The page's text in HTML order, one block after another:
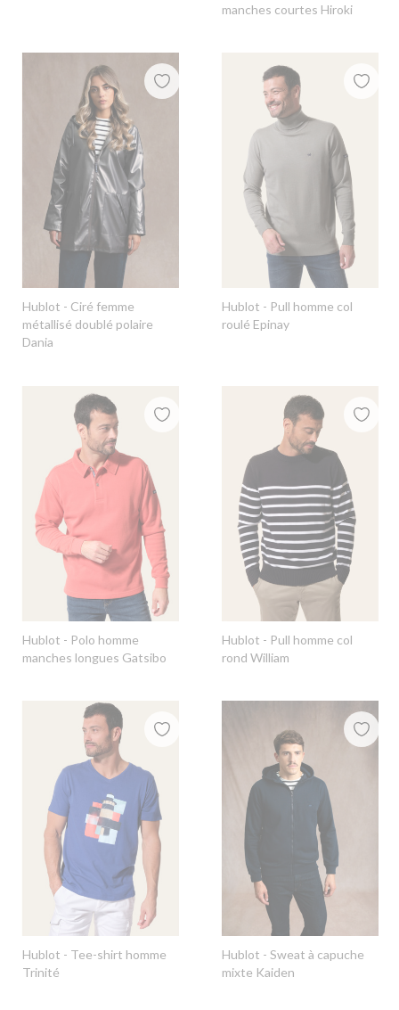
manches courtes Hiroki
Hublot - Ciré femme
métallisé doublé polaire
Dania
Hublot - Pull homme col
roulé Epinay
Hublot - Polo homme
manches longues Gatsibo
Hublot - Pull homme col
rond William
Hublot - Tee-shirt homme
Trinité
Hublot - Sweat à capuche
mixte Kaiden